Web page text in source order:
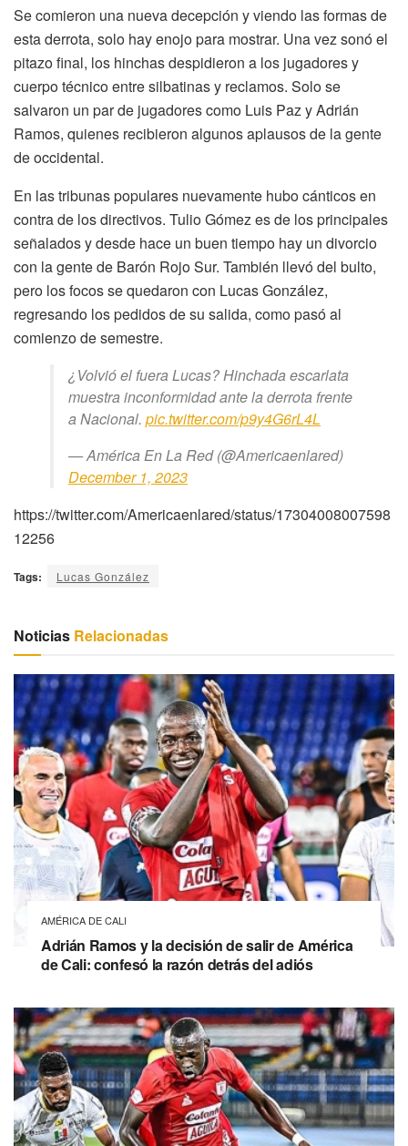
Se comieron una nueva decepción y viendo las formas de
esta derrota, solo hay enojo para mostrar. Una vez sonó el
pitazo final, los hinchas despidieron a los jugadores y
cuerpo técnico entre silbatinas y reclamos. Solo se
salvaron un par de jugadores como Luis Paz y Adrián
Ramos, quienes recibieron algunos aplausos de la gente
de occidental.
En las tribunas populares nuevamente hubo cánticos en
contra de los directivos. Tulio Gómez es de los principales
señalados y desde hace un buen tiempo hay un divorcio
con la gente de Barón Rojo Sur. También llevó del bulto,
pero los focos se quedaron con Lucas González,
regresando los pedidos de su salida, como pasó al
comienzo de semestre.
¿Volvió el fuera Lucas? Hinchada escarlata
muestra inconformidad ante la derrota frente
a Nacional. pic.twitter.com/p9y4G6rL4L
— América En La Red (@Americaenlared)
December 1, 2023
https://twitter.com/Americaenlared/status/17304008007598
12256
Tags: Lucas González
Noticias Relacionadas
AMÉRICA DE CALI
Adrián Ramos y la decisión de salir de América
de Cali: confesó la razón detrás del adiós